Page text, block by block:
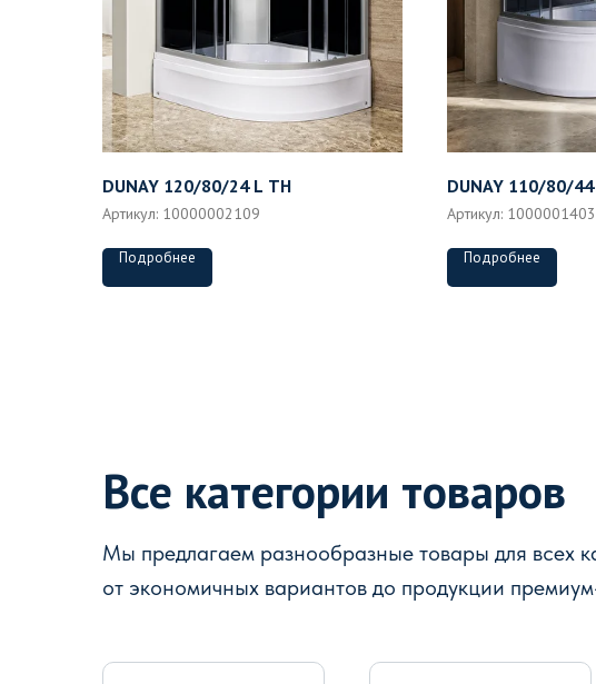
DUNAY 120/80/24 L ТН
Артикул: 10000002109
Подробнее
DUNAY 110/80/
Артикул:
Подробнее
Все категории товаров
Мы предлагаем разнообразные товары для всех
от экономичных вариантов до продукции